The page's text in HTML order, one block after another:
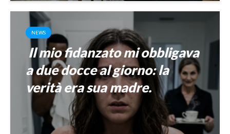
NEWS
Il mio fidanzato mi obbligava
a due docce al giorno: la
verità era sua madre.